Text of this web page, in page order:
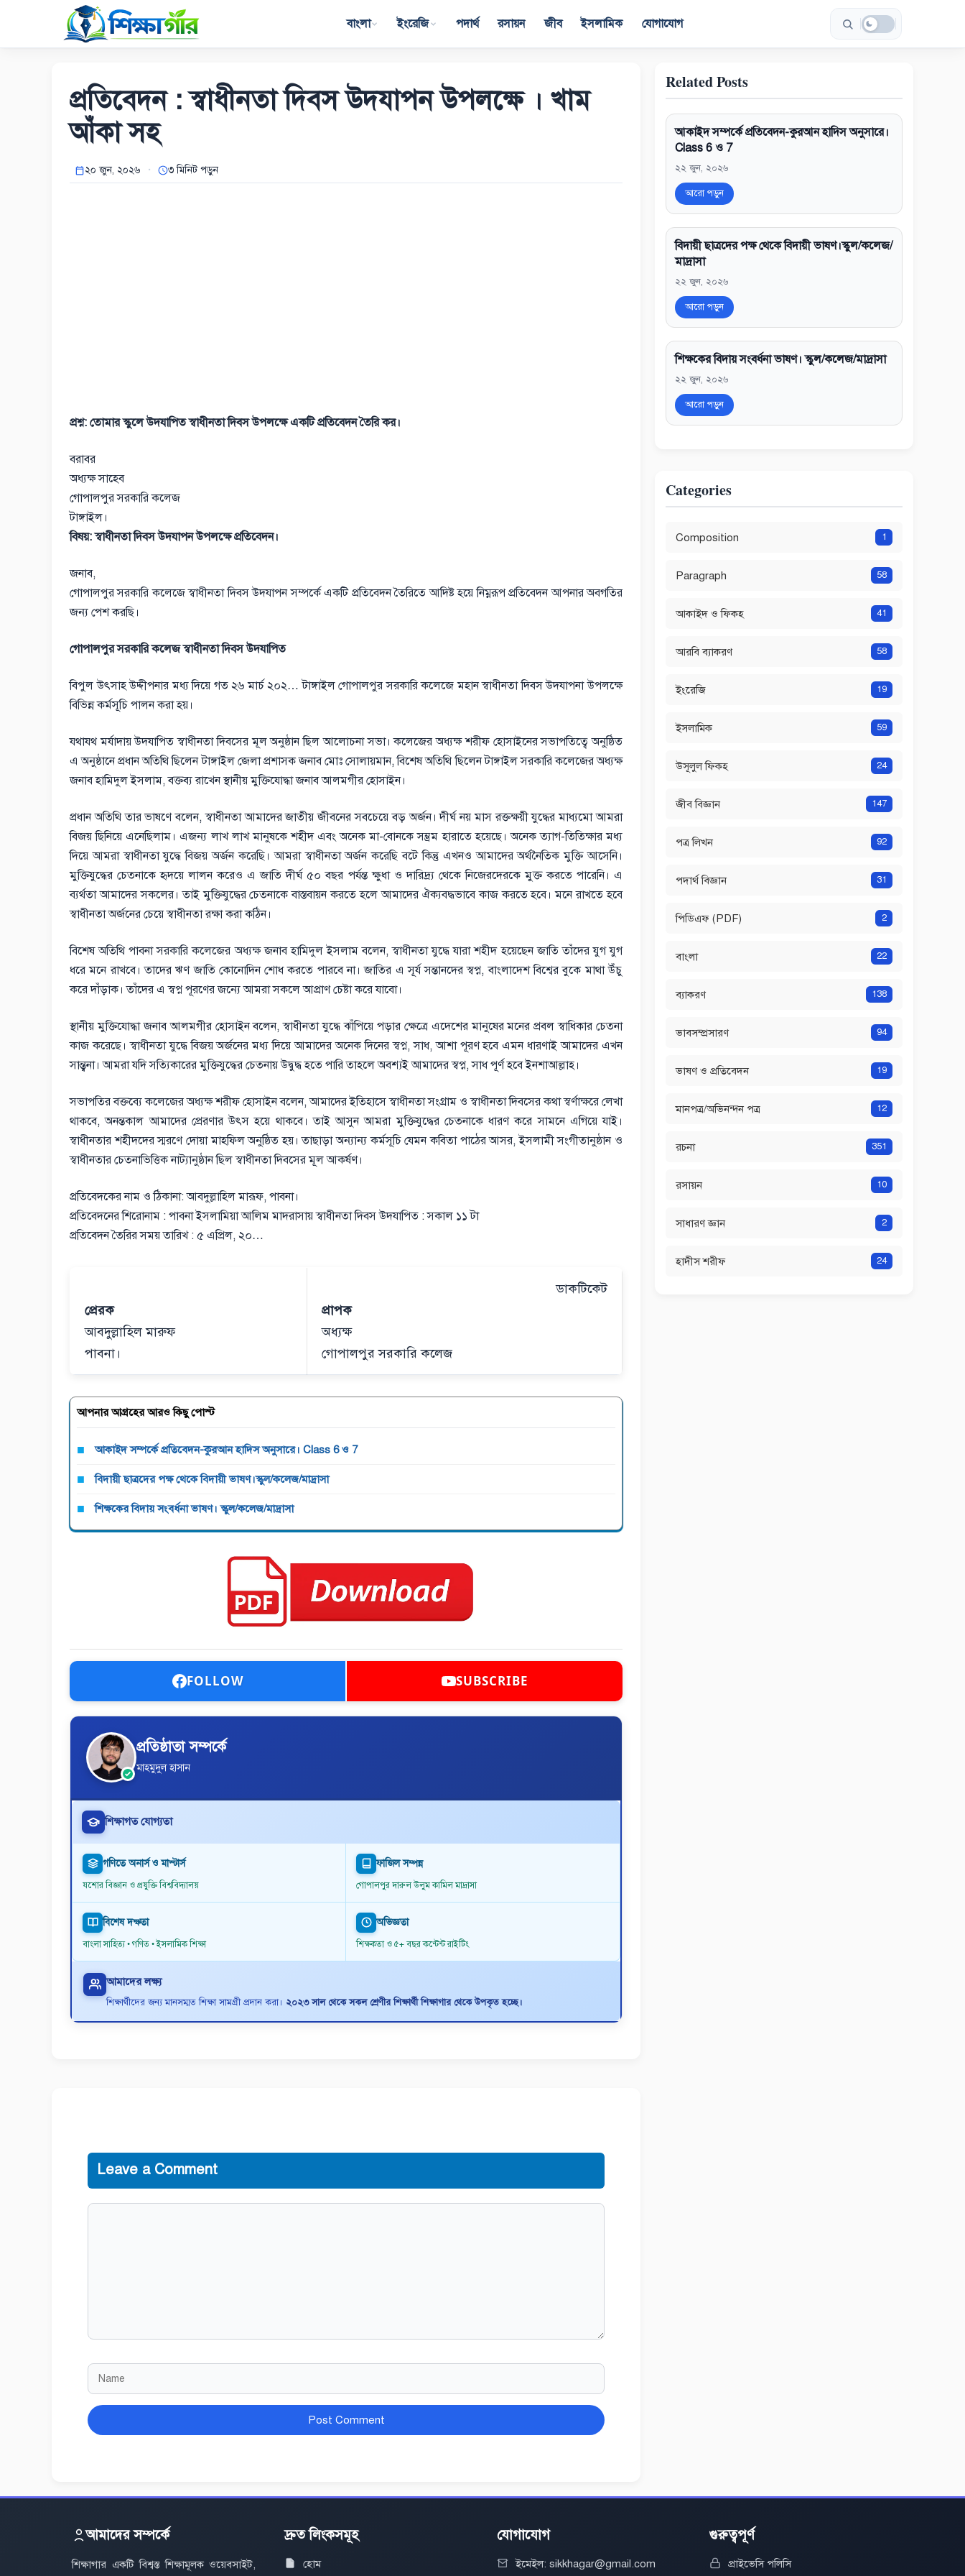
content
বাংলা ইংরেজি পদার্থ রসায়ন জীব ইসলামিক যোগাযোগ
প্রতিবেদন : স্বাধীনতা দিবস উদযাপন উপলক্ষে । খাম
আঁকা সহ
২০ জুন, ২০২৬ ৩ মিনিট পড়ুন
প্রশ্ন: তোমার স্কুলে উদযাপিত স্বাধীনতা দিবস উপলক্ষে একটি প্রতিবেদন তৈরি কর।
বরাবর
অধ্যক্ষ সাহেব
গোপালপুর সরকারি কলেজ
টাঙ্গাইল।
বিষয়: স্বাধীনতা দিবস উদযাপন উপলক্ষে প্রতিবেদন।
জনাব,
গোপালপুর সরকারি কলেজে স্বাধীনতা দিবস উদযাপন সম্পর্কে একটি প্রতিবেদন তৈরিতে আদিষ্ট হয়ে নিম্নরূপ প্রতিবেদন আপনার অবগতির
জন্য পেশ করছি।
গোপালপুর সরকারি কলেজ স্বাধীনতা দিবস উদযাপিত
বিপুল উৎসাহ উদ্দীপনার মধ্য দিয়ে গত ২৬ মার্চ ২০২… টাঙ্গাইল গোপালপুর সরকারি কলেজে মহান স্বাধীনতা দিবস উদযাপনা উপলক্ষে
বিভিন্ন কর্মসূচি পালন করা হয়।
যথাযথ মর্যাদায় উদযাপিত স্বাধীনতা দিবসের মূল অনুষ্ঠান ছিল আলোচনা সভা। কলেজের অধ্যক্ষ শরীফ হোসাইনের সভাপতিত্বে অনুষ্ঠিত
এ অনুষ্ঠানে প্রধান অতিথি ছিলেন টাঙ্গাইল জেলা প্রশাসক জনাব মোঃ সোলায়মান, বিশেষ অতিথি ছিলেন টাঙ্গাইল সরকারি কলেজের অধ্যক্ষ
জনাব হামিদুল ইসলাম, বক্তব্য রাখেন স্থানীয় মুক্তিযোদ্ধা জনাব আলমগীর হোসাইন।
প্রধান অতিথি তার ভাষণে বলেন, স্বাধীনতা আমাদের জাতীয় জীবনের সবচেয়ে বড় অর্জন। দীর্ঘ নয় মাস রক্তক্ষয়ী যুদ্ধের মাধ্যমো আমরা
বিজয় ছিনিয়ে এনেছিলাম। এজন্য লাখ লাখ মানুষকে শহীদ এবং অনেক মা-বোনকে সম্ভ্রম হারাতে হয়েছে। অনেক ত্যাগ-তিতিক্ষার মধ্য
দিয়ে আমরা স্বাধীনতা যুদ্ধে বিজয় অর্জন করেছি। আমরা স্বাধীনতা অর্জন করেছি বটে কিন্তু এখনও আমাদের অর্থনৈতিক মুক্তি আসেনি।
মুক্তিযুদ্ধের চেতনাকে হৃদয়ে লালন করেও এ জাতি দীর্ঘ ৫০ বছর পর্যন্ত ক্ষুধা ও দারিদ্র্য থেকে নিজেরদেরকে মুক্ত করতে পারেনি। এ
ব্যর্থতা আমাদের সকলের। তাই মুক্তিযুদ্ধের চেতনাকে বাস্তবায়ন করতে হলে আমাদের ঐক্যবদ্ধভাবে কাজ করতে হবে। মনে রাখতে হবে
স্বাধীনতা অর্জনের চেয়ে স্বাধীনতা রক্ষা করা কঠিন।
বিশেষ অতিথি পাবনা সরকারি কলেজের অধ্যক্ষ জনাব হামিদুল ইসলাম বলেন, স্বাধীনতা যুদ্ধে যারা শহীদ হয়েছেন জাতি তাঁদের যুগ যুগ
ধরে মনে রাখবে। তাদের ঋণ জাতি কোনোদিন শোধ করতে পারবে না। জাতির এ সূর্য সন্তানদের স্বপ্ন, বাংলাদেশ বিশ্বের বুকে মাথা উঁচু
করে দাঁড়াক। তাঁদের এ স্বপ্ন পূরণের জন্যে আমরা সকলে আপ্রাণ চেষ্টা করে যাবো।
স্থানীয় মুক্তিযোদ্ধা জনাব আলমগীর হোসাইন বলেন, স্বাধীনতা যুদ্ধে ঝাঁপিয়ে পড়ার ক্ষেত্রে এদেশের মানুষের মনের প্রবল স্বাধিকার চেতনা
কাজ করেছে। স্বাধীনতা যুদ্ধে বিজয় অর্জনের মধ্য দিয়ে আমাদের অনেক দিনের স্বপ্ন, সাধ, আশা পূরণ হবে এমন ধারণাই আমাদের এখন
সান্ত্বনা। আমরা যদি সত্যিকারের মুক্তিযুদ্ধের চেতনায় উদ্বুদ্ধ হতে পারি তাহলে অবশ্যই আমাদের স্বপ্ন, সাধ পূর্ণ হবে ইনশাআল্লাহ।
সভাপতির বক্তব্যে কলেজের অধ্যক্ষ শরীফ হোসাইন বলেন, আমাদের ইতিহাসে স্বাধীনতা সংগ্রাম ও স্বাধীনতা দিবসের কথা স্বর্ণাক্ষরে লেখা
থাকবে, অনন্তকাল আমাদের প্রেরণার উৎস হয়ে থাকবে। তাই আসুন আমরা মুক্তিযুদ্ধের চেতনাকে ধারণ করে সামনে এগিয়ে যাই।
স্বাধীনতার শহীদদের স্মরণে দোয়া মাহফিল অনুষ্ঠিত হয়। তাছাড়া অন্যান্য কর্মসূচি যেমন কবিতা পাঠের আসর, ইসলামী সংগীতানুষ্ঠান ও
স্বাধীনতার চেতনাভিত্তিক নাট্যানুষ্ঠান ছিল স্বাধীনতা দিবসের মূল আকর্ষণ।
প্রতিবেদকের নাম ও ঠিকানা: আবদুল্লাহিল মারূফ, পাবনা।
প্রতিবেদনের শিরোনাম : পাবনা ইসলামিয়া আলিম মাদরাসায় স্বাধীনতা দিবস উদযাপিত : সকাল ১১ টা
প্রতিবেদন তৈরির সময় তারিখ : ৫ এপ্রিল, ২০…
প্রেরক
আবদুল্লাহিল মারুফ
পাবনা।
ডাকটিকেট
প্রাপক
অধ্যক্ষ
গোপালপুর সরকারি কলেজ
আপনার আগ্রহের আরও কিছু পোস্ট
আকাইদ সম্পর্কে প্রতিবেদন-কুরআন হাদিস অনুসারে। Class 6 ও 7
বিদায়ী ছাত্রদের পক্ষ থেকে বিদায়ী ভাষণ।স্কুল/কলেজ/মাদ্রাসা
শিক্ষকের বিদায় সংবর্ধনা ভাষণ। স্কুল/কলেজ/মাদ্রাসা
FOLLOW SUBSCRIBE
প্রতিষ্ঠাতা সম্পর্কে
মাহমুদুল হাসান
শিক্ষাগত যোগ্যতা
গণিতে অনার্স ও মাস্টার্স
যশোর বিজ্ঞান ও প্রযুক্তি বিশ্ববিদ্যালয়
ফাজিল সম্পন্ন
গোপালপুর দারুল উলুম কামিল মাদ্রাসা
বিশেষ দক্ষতা
বাংলা সাহিত্য • গণিত • ইসলামিক শিক্ষা
অভিজ্ঞতা
শিক্ষকতা ও ৫+ বছর কন্টেন্ট রাইটিং
আমাদের লক্ষ্য
শিক্ষার্থীদের জন্য মানসম্মত শিক্ষা সামগ্রী প্রদান করা। ২০২৩ সাল থেকে সকল শ্রেণীর শিক্ষার্থী শিক্ষাগার থেকে উপকৃত হচ্ছে।
Leave a Comment
Comment
Name
Website
Related Posts
আকাইদ সম্পর্কে প্রতিবেদন-কুরআন হাদিস অনুসারে।
Class 6 ও 7
২২ জুন, ২০২৬
আরো পড়ুন
বিদায়ী ছাত্রদের পক্ষ থেকে বিদায়ী ভাষণ।স্কুল/কলেজ/
মাদ্রাসা
২২ জুন, ২০২৬
আরো পড়ুন
শিক্ষকের বিদায় সংবর্ধনা ভাষণ। স্কুল/কলেজ/মাদ্রাসা
২২ জুন, ২০২৬
আরো পড়ুন
Categories
Composition 1
Paragraph 58
আকাইদ ও ফিকহ 41
আরবি ব্যাকরণ 58
ইংরেজি 19
ইসলামিক 59
উসূলুল ফিকহ 24
জীব বিজ্ঞান 147
পত্র লিখন 92
পদার্থ বিজ্ঞান 31
পিডিএফ (PDF) 2
বাংলা 22
ব্যাকরণ 138
ভাবসম্প্রসারণ 94
ভাষণ ও প্রতিবেদন 19
মানপত্র/অভিনন্দন পত্র 12
রচনা 351
রসায়ন 10
সাধারণ জ্ঞান 2
হাদীস শরীফ 24
আমাদের সম্পর্কে
শিক্ষাগার একটি বিশ্বস্ত শিক্ষামূলক ওয়েবসাইট,
দ্রুত লিংকসমূহ
হোম
যোগাযোগ
ইমেইল: sikkhagar@gmail.com
গুরুত্বপূর্ণ
প্রাইভেসি পলিসি